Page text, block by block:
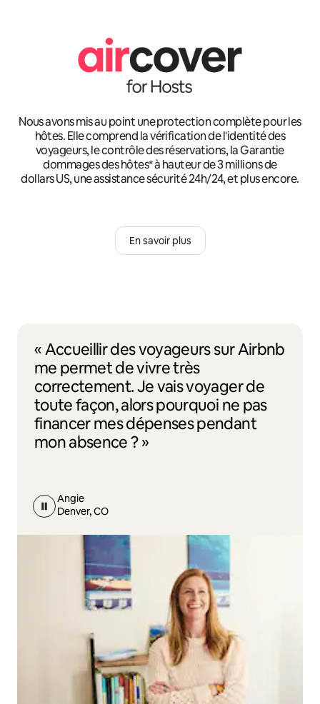
Nous avons mis au point une protection complète pour les
hôtes. Elle comprend la vérification de l'identité des
voyageurs, le contrôle des réservations, la Garantie
dommages des hôtes* à hauteur de 3 millions de
dollars US, une assistance sécurité 24h/24, et plus encore.
En savoir plus
« Accueillir des voyageurs sur Airbnb
me permet de vivre très
correctement. Je vais voyager de
toute façon, alors pourquoi ne pas
financer mes dépenses pendant
mon absence ? »
Angie
Denver, CO